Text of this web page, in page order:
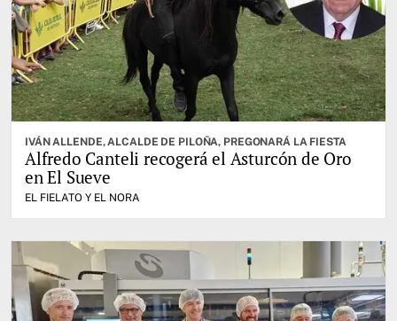
IVÁN ALLENDE, ALCALDE DE PILOÑA, PREGONARÁ LA FIESTA
Alfredo Canteli recogerá el Asturcón de Oro
en El Sueve
EL FIELATO Y EL NORA